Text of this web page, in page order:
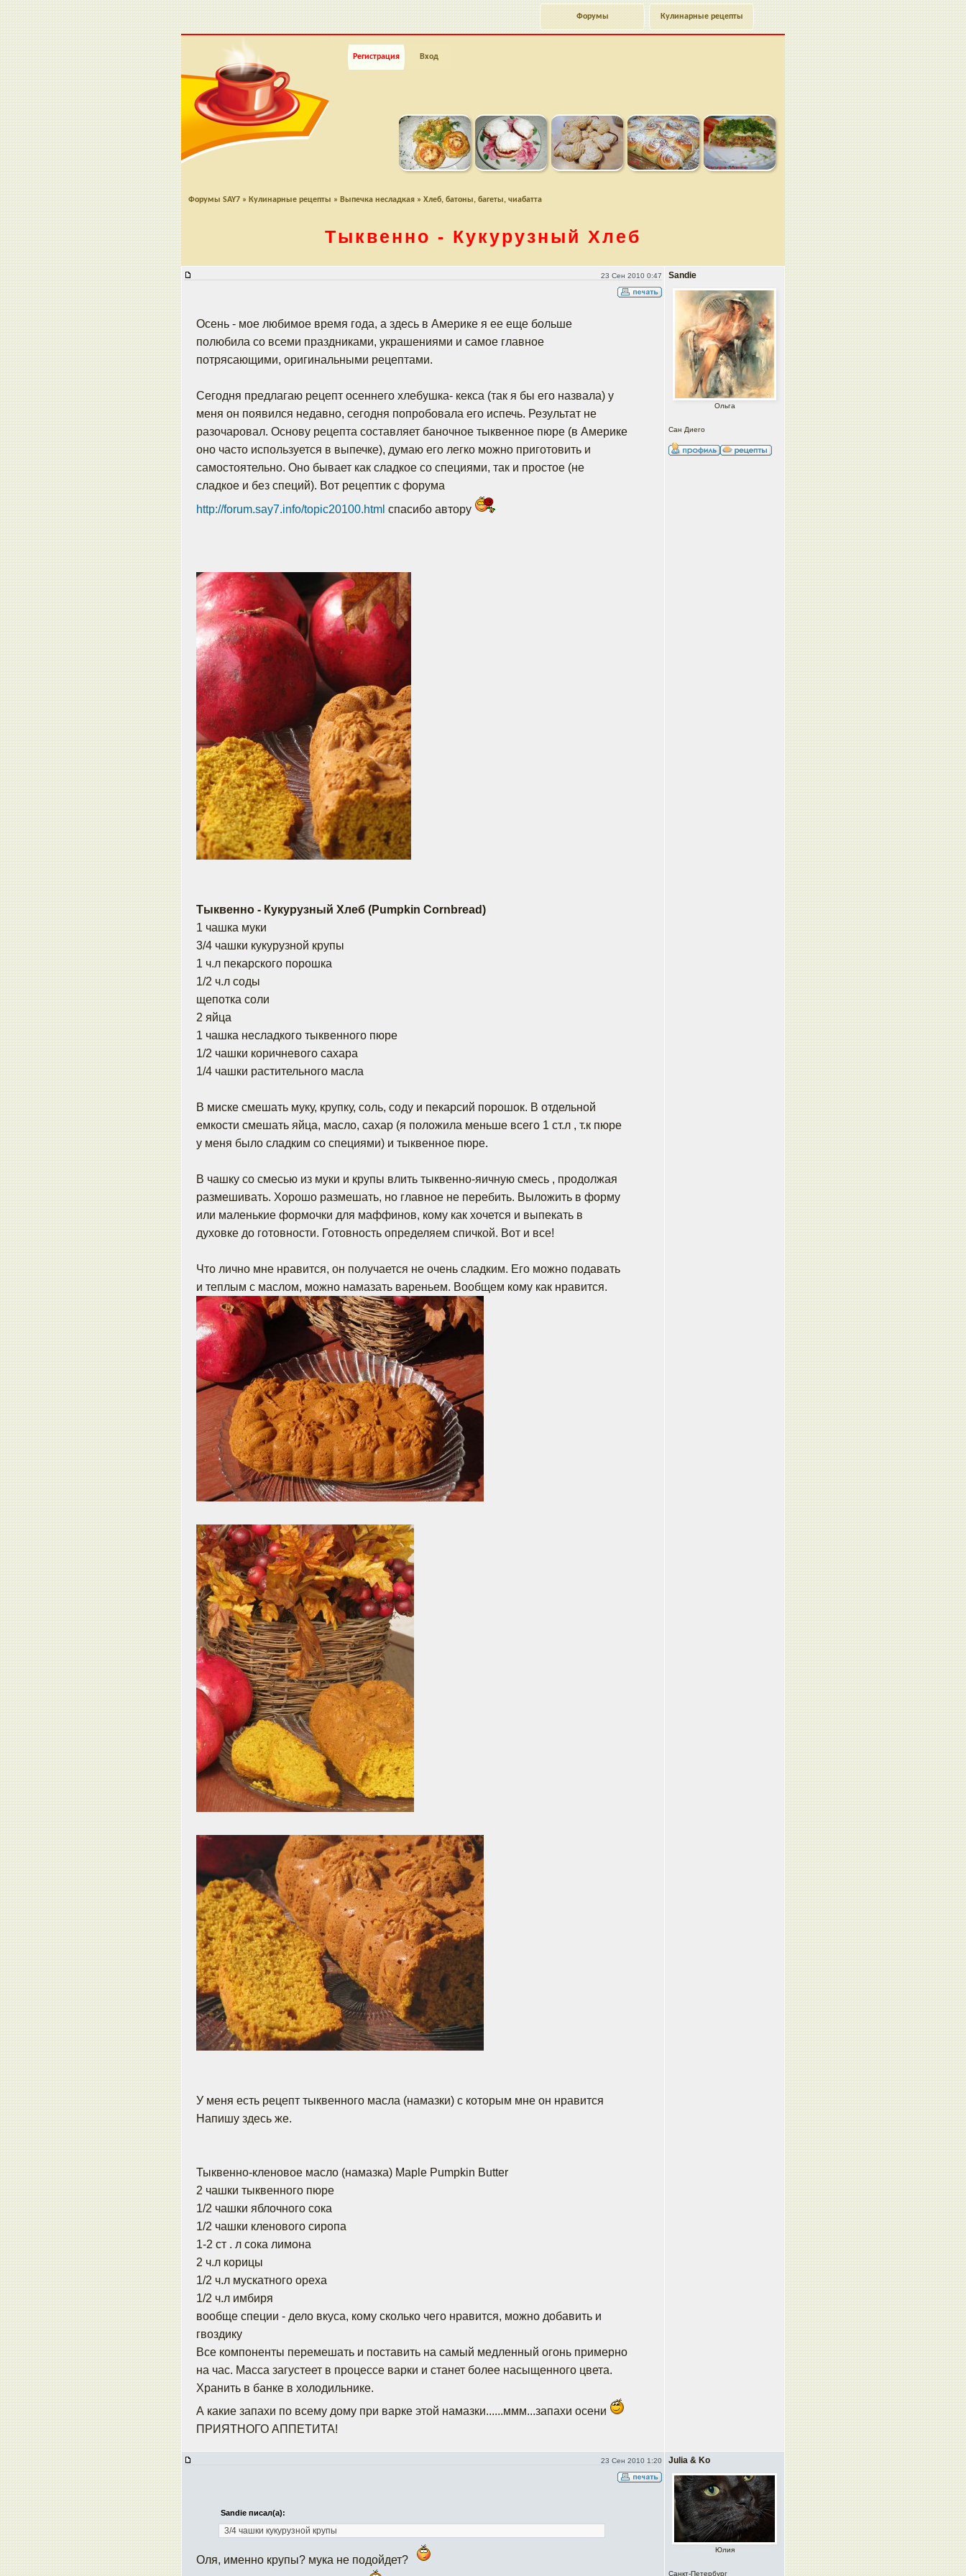
Кулинарные рецепты
Форумы
Регистрация Вход
Форумы SAY7 » Кулинарные рецепты » Выпечка несладкая » Хлеб, батоны, багеты, чиабатта
Тыквенно - Кукурузный Хлеб
23 Сен 2010 0:47 Sandie
Ольга
Сан Диего
Осень - мое любимое время года, а здесь в Америке я ее еще больше
полюбила со всеми праздниками, украшениями и самое главное
потрясающими, оригинальными рецептами.
Сегодня предлагаю рецепт осеннего хлебушка- кекса (так я бы его назвала) у
меня он появился недавно, сегодня попробовала его испечь. Результат не
разочаровал. Основу рецепта составляет баночное тыквенное пюре (в Америке
оно часто используется в выпечке), думаю его легко можно приготовить и
самостоятельно. Оно бывает как сладкое со специями, так и простое (не
сладкое и без специй). Вот рецептик с форума
http://forum.say7.info/topic20100.html спасибо автору
Тыквенно - Кукурузный Хлеб (Pumpkin Cornbread)
1 чашка муки
3/4 чашки кукурузной крупы
1 ч.л пекарского порошка
1/2 ч.л соды
щепотка соли
2 яйца
1 чашка несладкого тыквенного пюре
1/2 чашки коричневого сахара
1/4 чашки растительного масла
В миске смешать муку, крупку, соль, соду и пекарсий порошок. В отдельной
емкости смешать яйца, масло, сахар (я положила меньше всего 1 ст.л , т.к пюре
у меня было сладким со специями) и тыквенное пюре.
В чашку со смесью из муки и крупы влить тыквенно-яичную смесь , продолжая
размешивать. Хорошо размешать, но главное не перебить. Выложить в форму
или маленькие формочки для маффинов, кому как хочется и выпекать в
духовке до готовности. Готовность определяем спичкой. Вот и все!
Что лично мне нравится, он получается не очень сладким. Его можно подавать
и теплым с маслом, можно намазать вареньем. Вообщем кому как нравится.
У меня есть рецепт тыквенного масла (намазки) с которым мне он нравится
Напишу здесь же.
Тыквенно-кленовое масло (намазка) Maple Pumpkin Butter
2 чашки тыквенного пюре
1/2 чашки яблочного сока
1/2 чашки кленового сиропа
1-2 ст . л сока лимона
2 ч.л корицы
1/2 ч.л мускатного ореха
1/2 ч.л имбиря
вообще специи - дело вкуса, кому сколько чего нравится, можно добавить и
гвоздику
Все компоненты перемешать и поставить на самый медленный огонь примерно
на час. Масса загустеет в процессе варки и станет более насыщенного цвета.
Хранить в банке в холодильнике.
А какие запахи по всему дому при варке этой намазки......ммм...запахи осени
ПРИЯТНОГО АППЕТИТА!
23 Сен 2010 1:20 Julia & Ko
Юлия
Санкт-Петербург
Sandie писал(а):
3/4 чашки кукурузной крупы
Оля, именно крупы? мука не подойдет?